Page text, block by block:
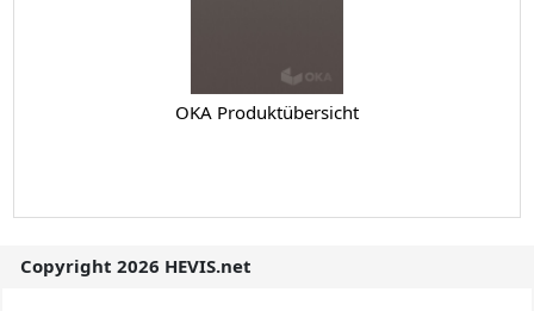
OKA Produktübersicht
Copyright 2026 HEVIS.net